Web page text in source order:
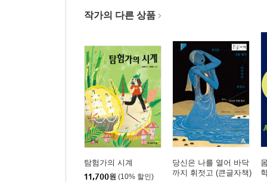
작가의 다른 상품
탐험가의 시계
11,700원 (10% 할인)
당신은 나를 열어 바닥
까지 휘젓고 (큰글자책)